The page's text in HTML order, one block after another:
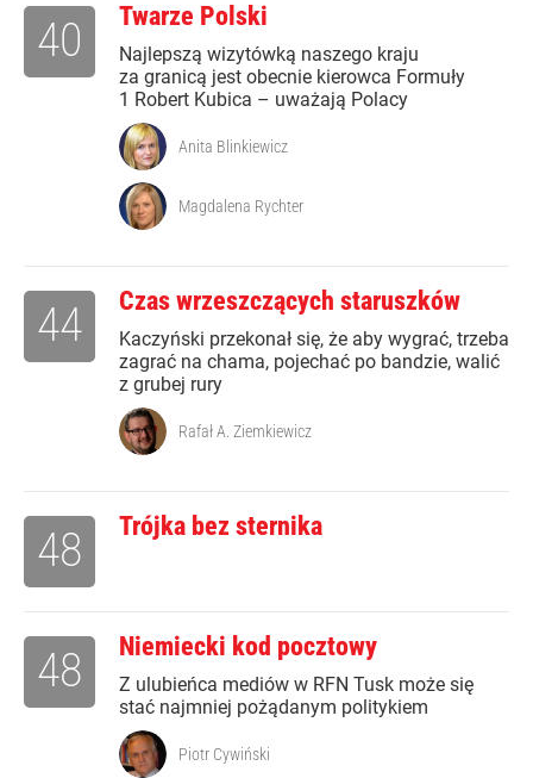
Twarze Polski
Najlepszą wizytówką naszego kraju
za granicą jest obecnie kierowca Formuły
1 Robert Kubica – uważają Polacy
40
Anita Blinkiewicz
Magdalena Rychter
Czas wrzeszczących staruszków
Kaczyński przekonał się, że aby wygrać, trzeba
zagrać na chama, pojechać po bandzie, walić
z grubej rury
44
Rafał A. Ziemkiewicz
Trójka bez sternika
48
Niemiecki kod pocztowy
Z ulubieńca mediów w RFN Tusk może się
stać najmniej pożądanym politykiem
48
Piotr Cywiński